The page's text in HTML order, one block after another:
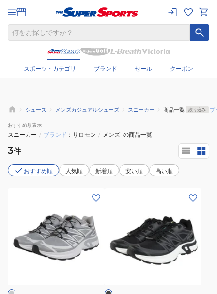
スポーツ・カテゴリ ブランド セール クーポン
さらに絞り込む
シューズ メンズカジュアルシューズ スニーカー 商品一覧 絞り込み ブ
おすすめ順表示
スニーカー / ブランド サロモン / メンズ の商品一覧
3件
おすすめ順 人気順 新着順 安い順 高い順
ジ
シ
ジ
ュ
シ
ブ